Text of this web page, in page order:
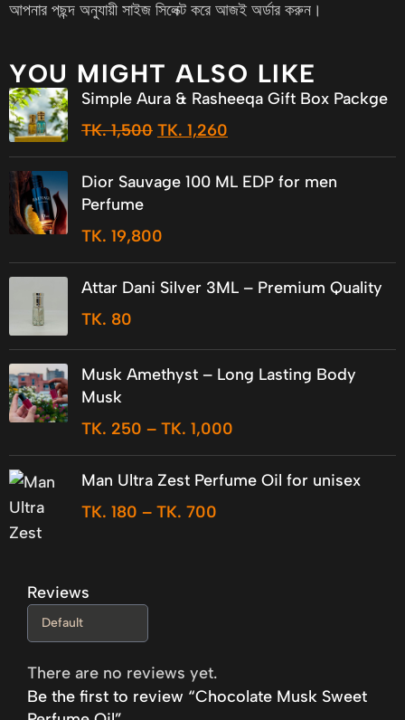
আপনার পছন্দ অনুযায়ী সাইজ সিলেক্ট করে আজই অর্ডার করুন।
YOU MIGHT ALSO LIKE
Simple Aura & Rasheeqa Gift Box Packge
TK.1,500 TK. 1,260
Dior Sauvage 100 ML EDP for men
Perfume
TK. 19,800
Attar Dani Silver 3ML – Premium Quality
TK. 80
Musk Amethyst – Long Lasting Body
Musk
TK. 250 – TK. 1,000
Man Ultra Zest Perfume Oil for unisex
TK. 180 – TK. 700
Reviews
There are no reviews yet.
Be the first to review “Chocolate Musk Sweet